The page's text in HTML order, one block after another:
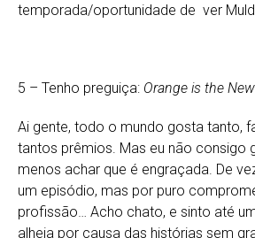
temporada/oportunidade de ver
5 – Tenho preguiça: Orange is the
Ai gente, todo o mundo gosta tanto,
tantos prêmios. Mas eu não consigo
menos achar que é engraçada. De
um episódio, mas por puro
profissão… Acho chato, e sinto até
alheia por causa das histórias sem